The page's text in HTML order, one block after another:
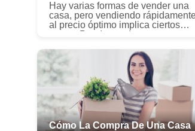
Hay varias formas de vender una
casa, pero vendiendo rápidamente y
al precio óptimo implica ciertos
pasos. Puede vender por su cuenta
raíces para que supervise la t...
Cómo La Compra De Una Casa